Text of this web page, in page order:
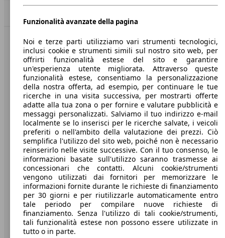
Benvenuti su AutoScout24, il mercato auto europeo.
Società
A proposito di AutoScout24
Stampa
Media
Condizioni generali
Informazioni
Privacy
Dichiarazione di Accessibilità
Servizi
Area rivenditori
Funzionalità avanzate della pagina
Noi e terze parti utilizziamo vari strumenti tecnologici,
inclusi cookie e strumenti simili sul nostro sito web, per
offrirti funzionalità estese del sito e garantire
un'esperienza utente migliorata. Attraverso queste
funzionalità estese, consentiamo la personalizzazione
della nostra offerta, ad esempio, per continuare le tue
ricerche in una visita successiva, per mostrarti offerte
adatte alla tua zona o per fornire e valutare pubblicità e
messaggi personalizzati. Salviamo il tuo indirizzo e-mail
localmente se lo inserisci per le ricerche salvate, i veicoli
preferiti o nell'ambito della valutazione dei prezzi. Ciò
semplifica l'utilizzo del sito web, poiché non è necessario
reinserirlo nelle visite successive. Con il tuo consenso, le
informazioni basate sull'utilizzo saranno trasmesse ai
concessionari che contatti. Alcuni cookie/strumenti
vengono utilizzati dai fornitori per memorizzare le
informazioni fornite durante le richieste di finanziamento
per 30 giorni e per riutilizzarle automaticamente entro
tale periodo per compilare nuove richieste di
finanziamento. Senza l'utilizzo di tali cookie/strumenti,
tali funzionalità estese non possono essere utilizzate in
tutto o in parte.